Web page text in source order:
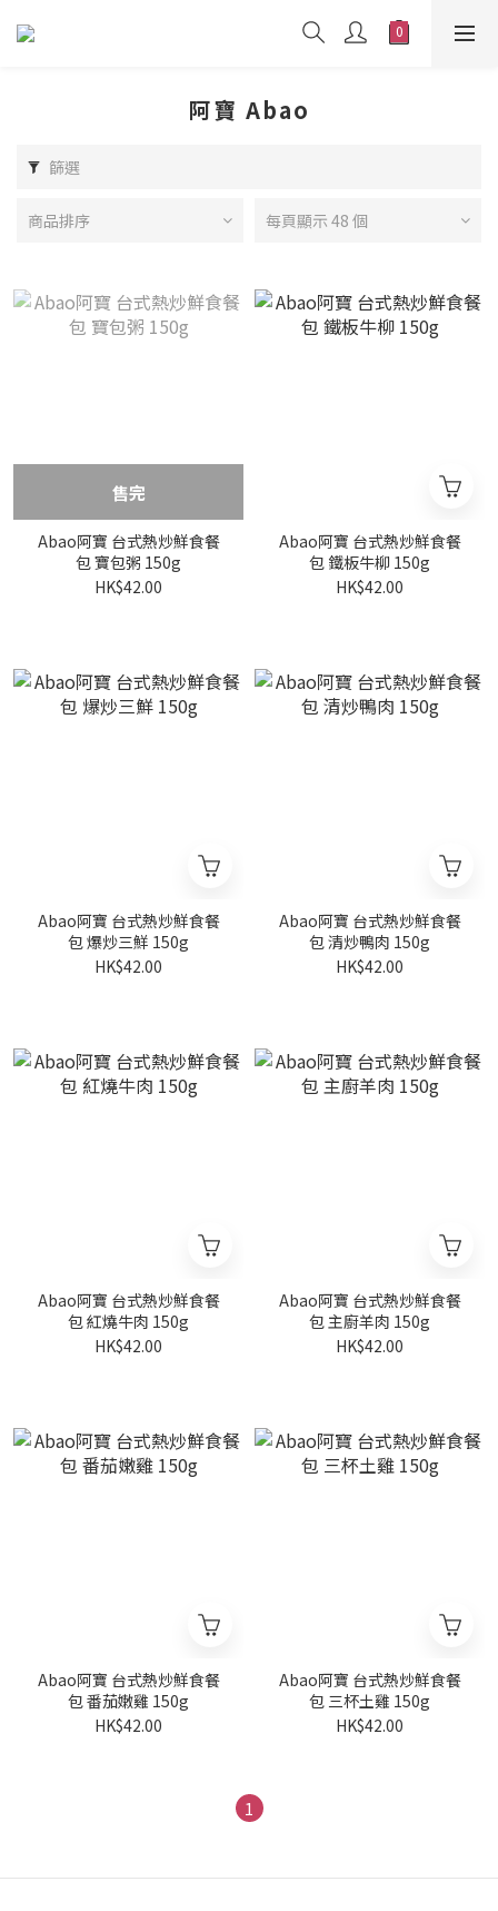
阿寶 Abao
篩選
商品排序 每頁顯示 48 個
售完
Abao阿寶 台式熱炒鮮食餐
包 寶包粥 150g
HK$42.00
Abao阿寶 台式熱炒鮮食餐
包 鐵板牛柳 150g
HK$42.00
Abao阿寶 台式熱炒鮮食餐
包 爆炒三鮮 150g
HK$42.00
Abao阿寶 台式熱炒鮮食餐
包 清炒鴨肉 150g
HK$42.00
Abao阿寶 台式熱炒鮮食餐
包 紅燒牛肉 150g
HK$42.00
Abao阿寶 台式熱炒鮮食餐
包 主廚羊肉 150g
HK$42.00
Abao阿寶 台式熱炒鮮食餐
包 番茄嫩雞 150g
HK$42.00
Abao阿寶 台式熱炒鮮食餐
包 三杯土雞 150g
HK$42.00
1